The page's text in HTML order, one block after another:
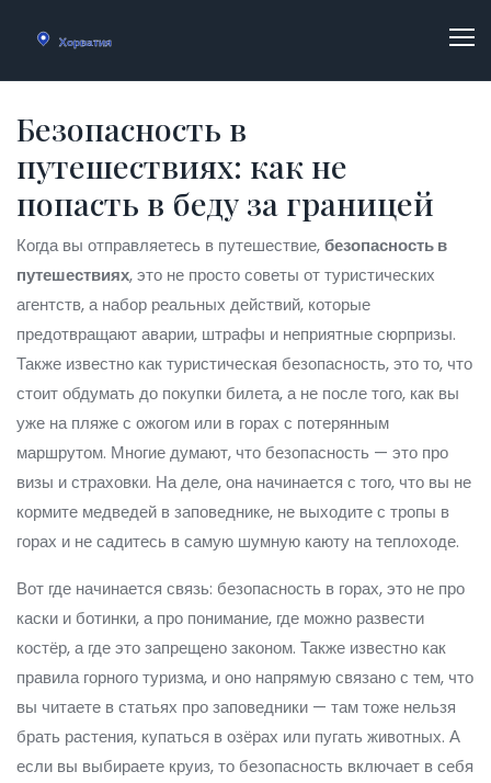
Безопасность в
путешествиях: как не
попасть в беду за границей
Когда вы отправляетесь в путешествие,безопасность в
путешествиях,это не просто советы от туристических
агентств, а набор реальных действий, которые
предотвращают аварии, штрафы и неприятные сюрпризы.
Также известно кактуристическая безопасность, это то, что
стоит обдумать до покупки билета, а не после того, как вы
уже на пляже с ожогом или в горах с потерянным
маршрутом. Многие думают, что безопасность — это про
визы и страховки. На деле, она начинается с того, что вы не
кормите медведей в заповеднике, не выходите с тропы в
горах и не садитесь в самую шумную каюту на теплоходе.
Вот где начинается связь: безопасность в горах,это не про
каски и ботинки, а про понимание, где можно развести
костёр, а где это запрещено законом. Также известно как
правила горного туризма, и оно напрямую связано с тем, что
вы читаете в статьях про заповедники — там тоже нельзя
брать растения, купаться в озёрах или пугать животных. А
если вы выбираете круиз, то безопасность включает в себя